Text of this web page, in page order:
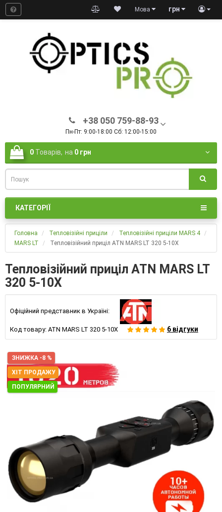
грн
Мова
+38 050 759-88-93
Пн-Пт: 9:00-18:00 Сб: 12:00-15:00
0 Товарів, на 0 грн
КАТЕГОРІЇ
Головна Тепловізійні приціли
Тепловізійні приціли MARS 4
MARS LT
Тепловізійний приціл ATN MARS LT 320 5-10X
Тепловізійний приціл ATN MARS LT
320 5-10X
Офіційний представник в Україні:
Код товару: ATN MARS LT 320 5-10X 6 відгуки
ЗНИЖКА -8 %
ХІТ ПРОДАЖУ
ПОПУЛЯРНИЙ